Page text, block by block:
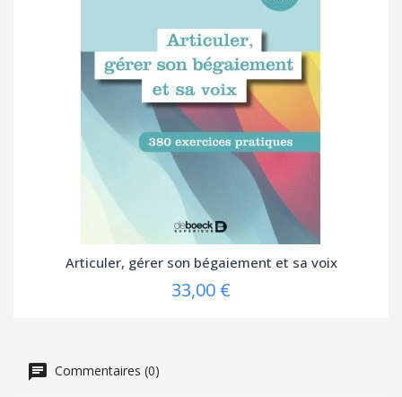
Articuler, gérer son bégaiement et sa voix
33,00 €
Commentaires (0)